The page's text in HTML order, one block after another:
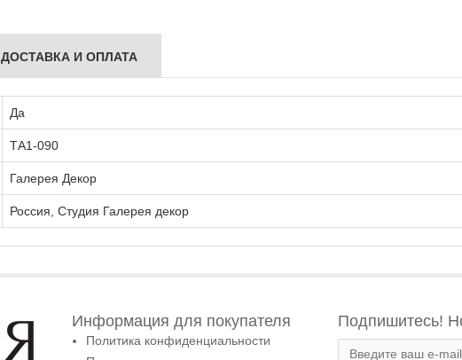
ДОСТАВКА И ОПЛАТА
Да
ТА1-090
Галерея Декор
Россия, Студия Галерея декор
Информация для покупателя
Политика конфиденциальности
Подпишитесь!